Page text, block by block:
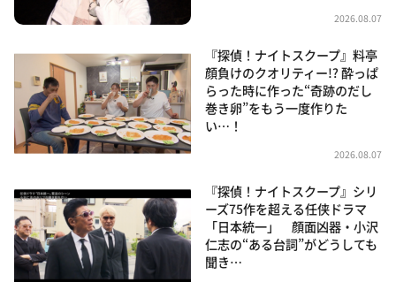
2026.08.07
『探偵！ナイトスクープ』料亭
顔負けのクオリティー!? 酔っぱ
らった時に作った“奇跡のだし
巻き卵”をもう一度作りた
い…！
2026.08.07
『探偵！ナイトスクープ』シリ
ーズ75作を超える任侠ドラマ
「日本統一」 顔面凶器・小沢
仁志の“ある台詞”がどうしても
聞き…